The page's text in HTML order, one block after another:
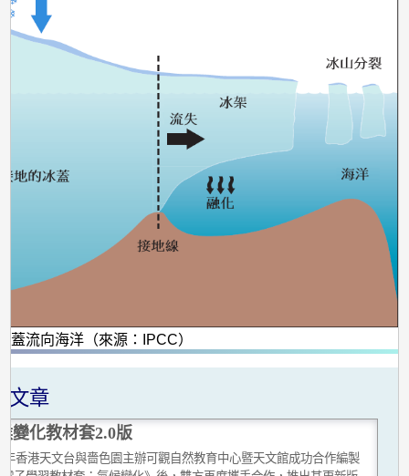
蓋流向海洋（來源：IPCC）
文章
變化教材套2.0版
年香港天文台與嗇色園主辦可觀自然教育中心暨天文館成功合作編製